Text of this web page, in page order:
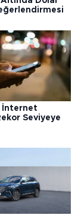
İnternet
Seviyeye